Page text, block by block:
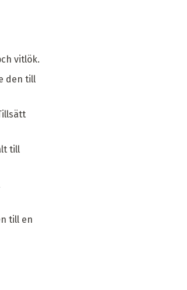
vitlök.
den till
till
till en